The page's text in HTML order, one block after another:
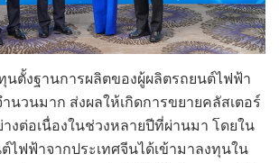
นตั้งฐานการผลิตของผู้ผลิตรถยนต์ไฟฟ้า
นวนมาก ส่งผลให้เกิดการขยายคลัสเตอร์
งต่อเนื่องในช่วงหลายปีที่ผ่านมา โดยใน
ไฟฟ้าจากประเทศจีนได้เข้ามาลงทุนใน